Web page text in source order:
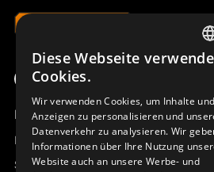
Produktübersicht
Remotus
Sesam
Diese Webseite
Cookies.
Wir verwenden Cookies, um Inhalte und
Anzeigen zu personalisieren und
Datenverkehr zu analysieren. Wir
Informationen über Ihre Nutzung
Website auch an unsere Werbe- und